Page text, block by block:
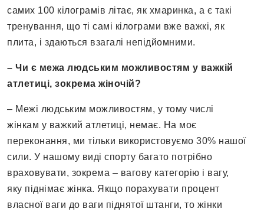
самих 100 кілограмів літає, як хмаринка, а є такі
тренування, що ті самі кілограми вже важкі, як
плита, і здаються взагалі непідйомними.
– Чи є межа людським можливостям у важкій
атлетиці, зокрема жіночій?
– Межі людським можливостям, у тому числі
жінкам у важкий атлетиці, немає. На моє
переконання, ми тільки використовуємо 30% нашої
сили. У нашому виді спорту багато потрібно
враховувати, зокрема – вагову категорію і вагу,
яку піднімає жінка. Якщо порахувати процент
власної ваги до ваги піднятої штанги, то жінки